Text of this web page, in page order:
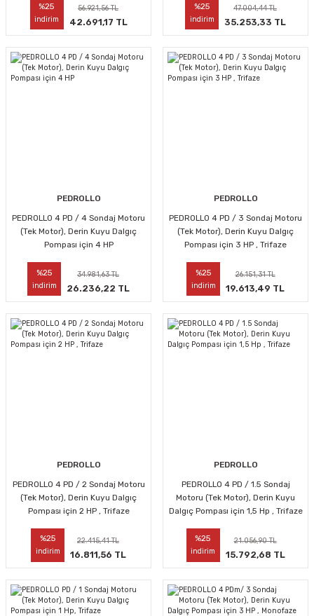
%25
indirim
56.921,56 TL
42.691,17 TL
%25
indirim
47.004,44 TL
35.253,33 TL
PEDROLLO
PEDROLLO 4 PD / 4 Sondaj Motoru
(Tek Motor), Derin Kuyu Dalgıç
Pompası için 4 HP
%25
indirim
34.981,63 TL
26.236,22 TL
PEDROLLO
PEDROLLO 4 PD / 3 Sondaj Motoru
(Tek Motor), Derin Kuyu Dalgıç
Pompası için 3 HP , Trifaze
%25
indirim
26.151,31 TL
19.613,49 TL
PEDROLLO
PEDROLLO 4 PD / 2 Sondaj Motoru
(Tek Motor), Derin Kuyu Dalgıç
Pompası için 2 HP , Trifaze
%25
indirim
22.415,41 TL
16.811,56 TL
PEDROLLO
PEDROLLO 4 PD / 1.5 Sondaj
Motoru (Tek Motor), Derin Kuyu
Dalgıç Pompası için 1,5 Hp , Trifaze
%25
indirim
21.056,90 TL
15.792,68 TL